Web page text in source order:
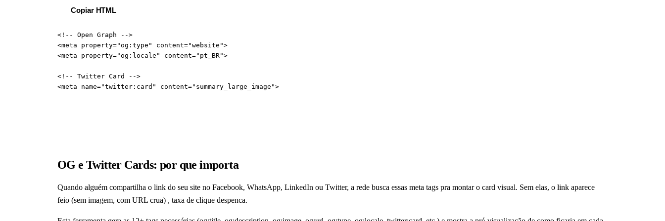
Copiar HTML
<!-- Open Graph -->
<meta property="og:type" content="website">
<meta property="og:locale" content="pt_BR">
<!-- Twitter Card -->
<meta name="twitter:card" content="summary_large_image">
OG e Twitter Cards: por que importa
Quando alguém compartilha o link do seu site no Facebook, WhatsApp, LinkedIn ou Twitter, a rede busca essas meta tags pra montar o card visual. Sem elas, o link aparece
feio (sem imagem, com URL crua) , taxa de clique despenca.